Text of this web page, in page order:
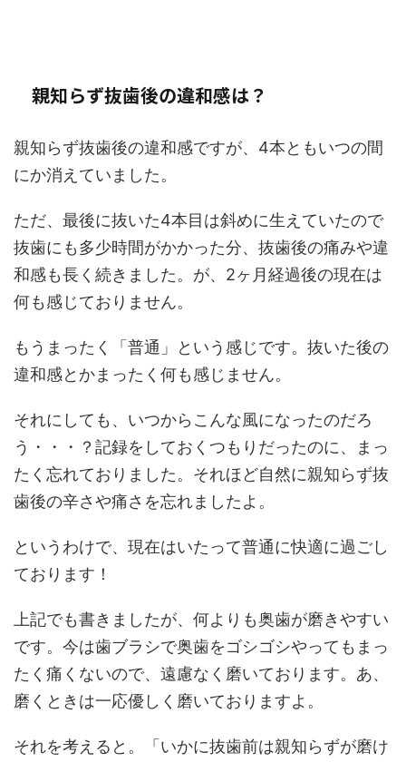
親知らず抜歯後の違和感は？
親知らず抜歯後の違和感ですが、4本ともいつの間
にか消えていました。
ただ、最後に抜いた4本目は斜めに生えていたので
抜歯にも多少時間がかかった分、抜歯後の痛みや違
和感も長く続きました。が、2ヶ月経過後の現在は
何も感じておりません。
もうまったく「普通」という感じです。抜いた後の
違和感とかまったく何も感じません。
それにしても、いつからこんな風になったのだろ
う・・・？記録をしておくつもりだったのに、まっ
たく忘れておりました。それほど自然に親知らず抜
歯後の辛さや痛さを忘れましたよ。
というわけで、現在はいたって普通に快適に過ごし
ております！
上記でも書きましたが、何よりも奥歯が磨きやすい
です。今は歯ブラシで奥歯をゴシゴシやってもまっ
たく痛くないので、遠慮なく磨いております。あ、
磨くときは一応優しく磨いておりますよ。
それを考えると。「いかに抜歯前は親知らずが磨け